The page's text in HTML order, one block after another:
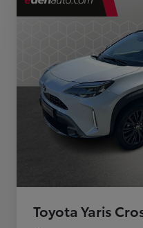
Toyota Yaris